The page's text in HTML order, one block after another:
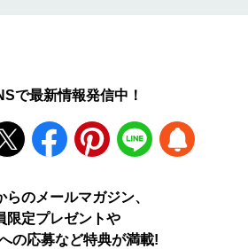
で最新情報発信中！
Facebook Pinterest LINE
らのメールマガジン、
限定プレゼントや
の応募など特典が満載!